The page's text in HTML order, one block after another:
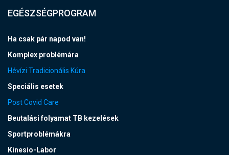
EGÉSZSÉGPROGRAM
Ha csak pár napod van!
Komplex problémára
Hévízi Tradicionális Kúra
Speciális esetek
Post Covid Care
Beutalási folyamat TB kezelések
Sportproblémákra
Kinesio-Labor